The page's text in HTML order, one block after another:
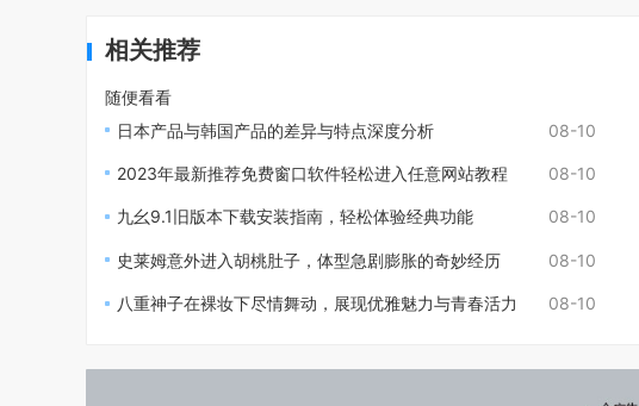
相关推荐
随便看看
08-10
日本产品与韩国产品的差异与特点深度分析
08-10
2023年最新推荐免费窗口软件轻松进入任意网站教程
08-10
九幺9.1旧版本下载安装指南，轻松体验经典功能
08-10
史莱姆意外进入胡桃肚子，体型急剧膨胀的奇妙经历
08-10
八重神子在裸妆下尽情舞动，展现优雅魅力与青春活力